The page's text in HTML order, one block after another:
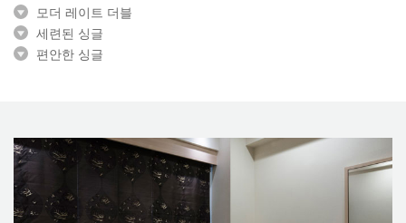
모더 레이트 더블
세련된 싱글
편안한 싱글